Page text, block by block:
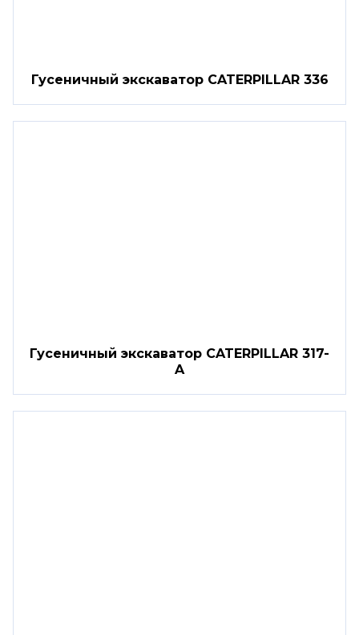
Гусеничный экскаватор CATERPILLAR 336
Гусеничный экскаватор CATERPILLAR 317-
A